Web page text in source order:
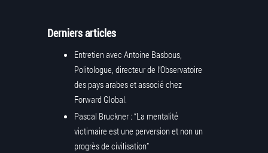
Derniers articles
Entretien avec Antoine Basbous,
Politologue, directeur de l’Observatoire
des pays arabes et associé chez
Forward Global.
Pascal Bruckner : “La mentalité
victimaire est une perversion et non un
progrès de civilisation”